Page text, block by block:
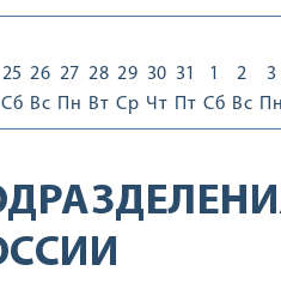
25
Сб
26
Вс
27
Пн
28
Вт
29
Ср
30
Чт
31
Пт
1
Сб
2
Вс
3